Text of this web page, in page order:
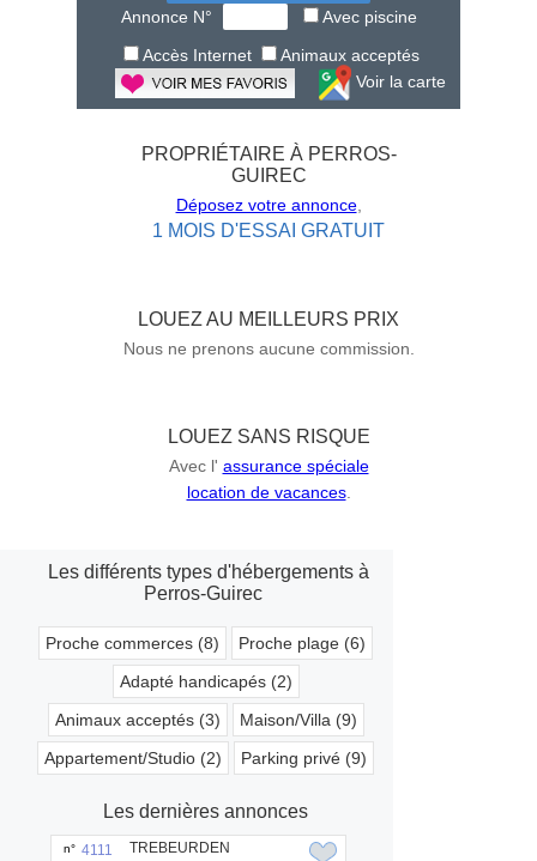
Annonce N°
Avec piscine
Accès Internet
Animaux acceptés
Voir la carte
PROPRIÉTAIRE À PERROS-
GUIREC
Déposez votre annonce,
1 MOIS D'ESSAI GRATUIT
LOUEZ AU MEILLEURS PRIX
Nous ne prenons aucune commission.
LOUEZ SANS RISQUE
Avec l' assurance spéciale
location de vacances.
Les différents types d'hébergements à
Perros-Guirec
Proche commerces (8)
Proche plage (6)
Adapté handicapés (2)
Animaux acceptés (3)
Maison/Villa (9)
Appartement/Studio (2)
Parking privé (9)
Les dernières annonces
n° 4111
TREBEURDEN